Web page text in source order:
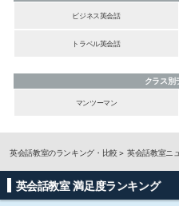
ビジネス英会話
トラベル英会話
クラス別
マンツーマン
英会話教室のランキング・比較 英会話教室ニ
英会話教室 満足度ランキング